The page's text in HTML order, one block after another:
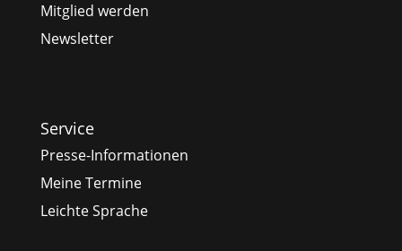
Mitglied werden
Newsletter
Service
Presse-Informationen
Meine Termine
Leichte Sprache